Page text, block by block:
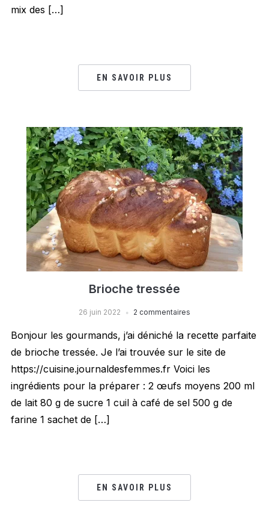
mix des […]
EN SAVOIR PLUS
Brioche tressée
26 juin 2022 2 commentaires
Bonjour les gourmands, j’ai déniché la recette parfaite
de brioche tressée. Je l’ai trouvée sur le site de
https://cuisine.journaldesfemmes.fr Voici les
ingrédients pour la préparer : 2 œufs moyens 200 ml
de lait 80 g de sucre 1 cuil à café de sel 500 g de
farine 1 sachet de […]
EN SAVOIR PLUS